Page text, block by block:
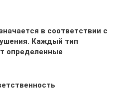
в соответствии с
Каждый тип
определенные